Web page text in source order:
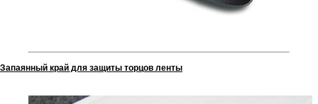
Запаянный край для защиты торцов ленты